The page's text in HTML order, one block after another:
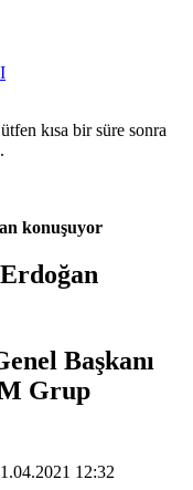
kısa bir süre sonra
konuşuyor
Başkanı
Grup
12:32